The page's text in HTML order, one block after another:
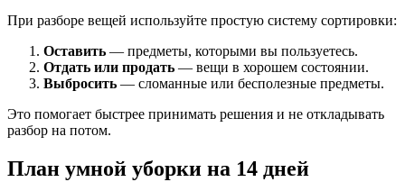
При разборе вещей используйте простую систему сортировки:
Оставить — предметы, которыми вы пользуетесь.
Отдать или продать — вещи в хорошем состоянии.
Выбросить — сломанные или бесполезные предметы.
Это помогает быстрее принимать решения и не откладывать
разбор на потом.
План умной уборки на 14 дней